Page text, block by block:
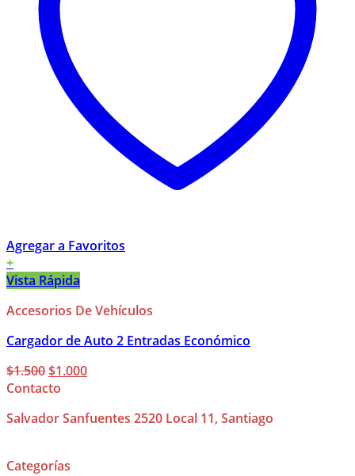
Agregar a Favoritos
+
Vista Rápida
Accesorios De Vehículos
Cargador de Auto 2 Entradas Económico
$1.500El
precio
era:
$1.000El
es:
Contacto
Salvador Sanfuentes 2520 Local 11, Santiago
Categorías